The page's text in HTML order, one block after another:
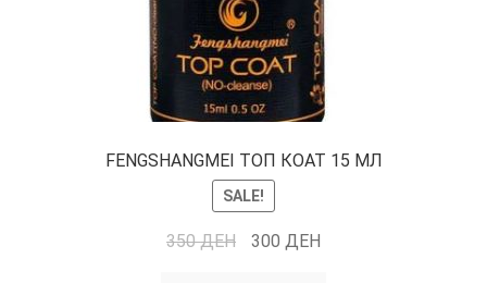
FENGSHANGMEI ТОП КОАТ 15 МЛ
SALE!
350ДЕН 300 ДЕН